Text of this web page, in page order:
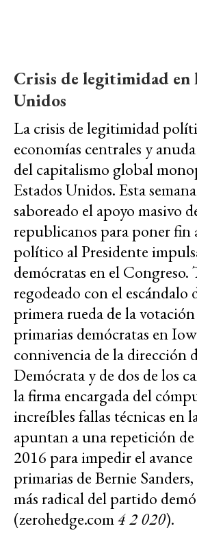
Crisis de legitimidad en
Unidos
La crisis de legitimidad
economías centrales y
del capitalismo global
Estados Unidos. Esta
saboreado el apoyo masivo
republicanos para poner fin
político al Presidente
demócratas en el Congreso.
regodeado con el escándalo
primera rueda de la votación
primarias demócratas en
connivencia de la dirección
Demócrata y de dos de los
la firma encargada del
increíbles fallas técnicas en
apuntan a una repetición
2016 para impedir el avance
primarias de Bernie
más radical del partido
(zerohedge.com4 2 020).